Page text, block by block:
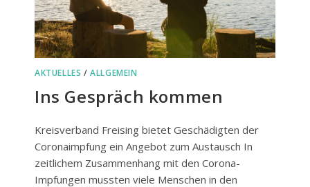
AKTUELLES /ALLGEMEIN
Ins Gespräch kommen
Kreisverband Freising bietet Geschädigten der
Coronaimpfung ein Angebot zum Austausch In
zeitlichem Zusammenhang mit den Corona-
Impfungen mussten viele Menschen in den